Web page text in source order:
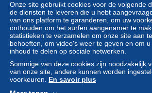
± US$ 11,56
Onze site gebruikt cookies voor de volgende
de diensten te leveren die u hebt
van ons platform te garanderen, om uw
onthouden om het surfen aangenamer te
statistieken te verzamelen om onze site aan
behoeften, om video's weer te geven en om
inhoud te delen op sociale netwerken.
Sommige van deze cookies zijn noodzakelijk
van onze site, andere kunnen worden
voorkeuren. En savoir plus